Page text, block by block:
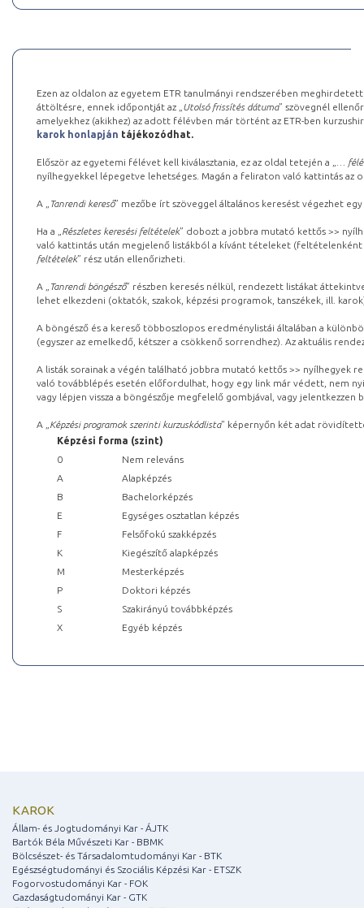
Ezen az oldalon az egyetem ETR tanulmányi rendszerében
áttöltésre, ennek időpontját az „ Utolsó frissítés dátuma” szövegnél
amelyekhez (akikhez) az adott félévben már történt az ETR-ben
karok honlapján tájékozódhat.
Először az egyetemi félévet kell kiválasztania, ez az oldal tetején a „
…
nyílhegyekkel lépegetve lehetséges. Magán a feliraton való kattintás az
A „ Tanrendi kereső” mezőbe írt szöveggel általános keresést végezhet
Ha a „ Részletes keresési feltételek” dobozt a jobbra mutató kettős >>
való kattintás után megjelenő listákból a kívánt tételeket (feltételenként
feltételek” rész után ellenőrizheti.
A „ Tanrendi böngésző” részben keresés nélkül, rendezett listákat
lehet elkezdeni (oktatók, szakok, képzési programok, tanszékek, ill.
A böngésző és a kereső többoszlopos eredménylistái általában a
(egyszer az emelkedő, kétszer a csökkenő sorrendhez). Az aktuális
A listák sorainak a végén található jobbra mutató kettős >> nyílhegyek
való továbblépés esetén előfordulhat, hogy egy link már védett, nem
vagy lépjen vissza a böngészője megfelelő gombjával, vagy
A „ Képzési programok szerinti kurzuskódlista” képernyőn két adat
Képzési forma (szint)
0
Nem releváns
A
Alapképzés
B
Bachelorképzés
E
Egységes osztatlan képzés
F
Felsőfokú szakképzés
K
Kiegészítő alapképzés
M
Mesterképzés
P
Doktori képzés
S
Szakirányú továbbképzés
X
Egyéb képzés
KAROK
Állam- és Jogtudományi Kar - ÁJTK
Bartók Béla Művészeti Kar - BBMK
Bölcsészet- és Társadalomtudományi Kar - BTK
Egészségtudományi és Szociális Képzési Kar - ETSZK
Fogorvostudományi Kar - FOK
Gazdaságtudományi Kar - GTK